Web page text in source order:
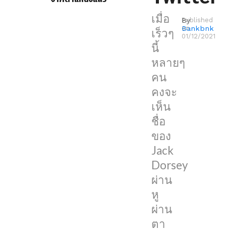
เมื่อ
เร็วๆ
นี้
หลายๆ
คน
คงจะ
เห็น
ชื่อ
ของ
Jack
Dorsey
ผ่าน
หู
ผ่าน
ตา
By
Bankbnk
Published
on
01/12/2021
เดีย
ต่างๆ
ของ
ตัว
เอง
หลัง
จาก
ที่
เขา
ประกาศ
ลง
จาก
ตำแหน่ง
CEO
ของ
หนึ่ง